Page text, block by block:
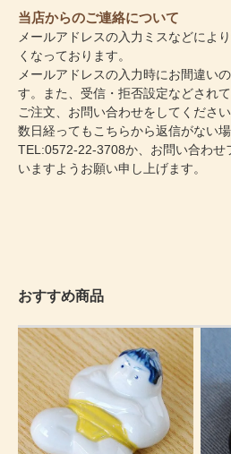
当店からのご連絡について
メールアドレスの入力ミスなどによ
くなっております。
メールアドレスの入力時にお間違い
す。また、受信・拒否設定などされ
ご注文、お問い合わせをしてください
数日経ってもこちらから返信がない
TEL:0572-22-3708か、 お問い合わせ
いますようお願い申し上げます。
おすすめ商品